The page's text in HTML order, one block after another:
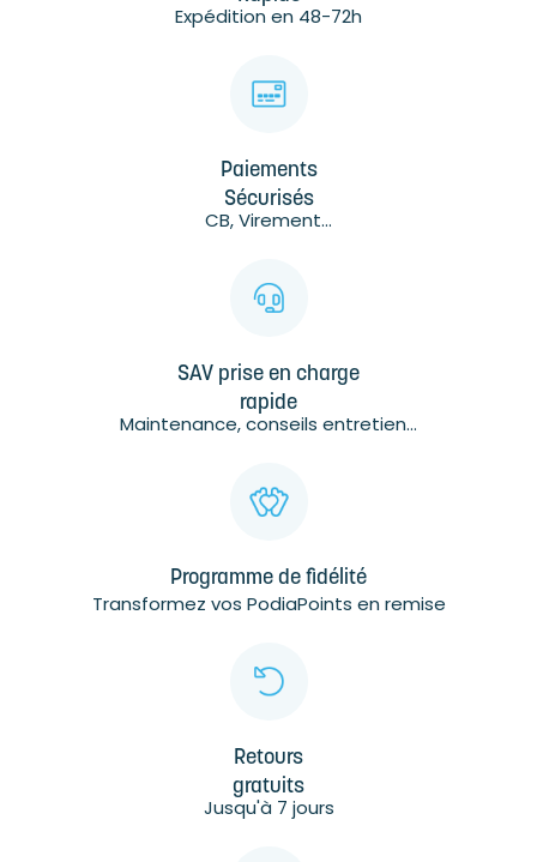
Expédition en 48-72h
Paiements
Sécurisés
CB, Virement...
SAV prise en charge
rapide
Maintenance, conseils entretien...
Programme de fidélité
Transformez vos PodiaPoints en remise
Retours
gratuits
Jusqu'à 7 jours